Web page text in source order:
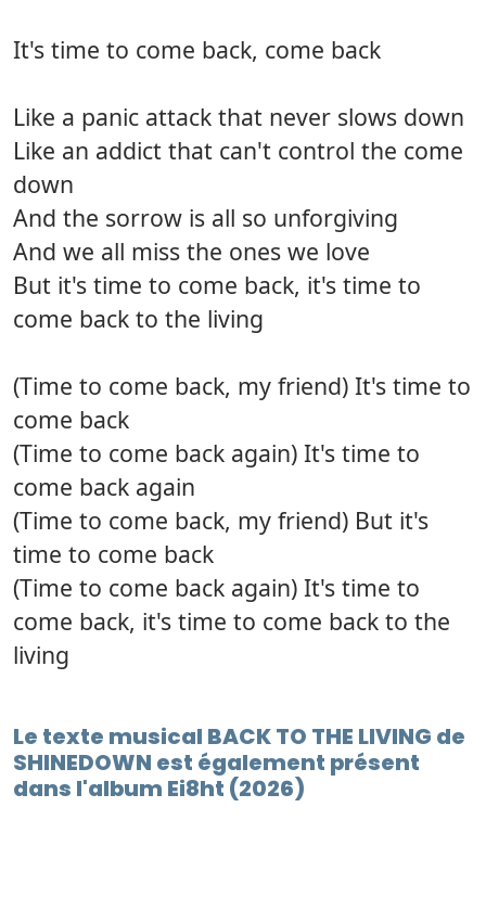
It's time to come back, come back
Like a panic attack that never slows down
Like an addict that can't control the come
down
And the sorrow is all so unforgiving
And we all miss the ones we love
But it's time to come back, it's time to
come back to the living
(Time to come back, my friend) It's time to
come back
(Time to come back again) It's time to
come back again
(Time to come back, my friend) But it's
time to come back
(Time to come back again) It's time to
come back, it's time to come back to the
living
Le texte musical BACK TO THE LIVING de
SHINEDOWN est également présent
dans l'album Ei8ht (2026)